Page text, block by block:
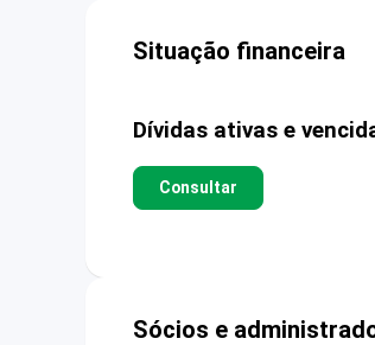
Situação financeira
Dívidas ativas e
Consultar
Sócios e